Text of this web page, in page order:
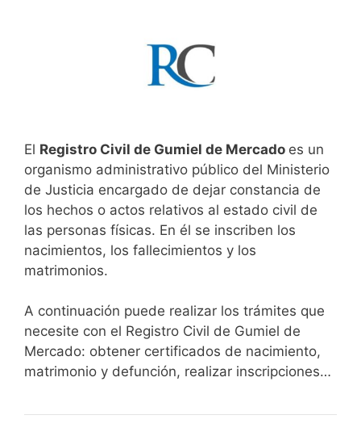
El Registro Civil de Gumiel de Mercado es un
organismo administrativo público del Ministerio
de Justicia encargado de dejar constancia de
los hechos o actos relativos al estado civil de
las personas físicas. En él se inscriben los
nacimientos, los fallecimientos y los
matrimonios.
A continuación puede realizar los trámites que
necesite con el Registro Civil de Gumiel de
Mercado: obtener certificados de nacimiento,
matrimonio y defunción, realizar inscripciones…